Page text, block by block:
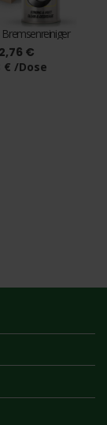
Bremsenreiniger
€
€ /Dose